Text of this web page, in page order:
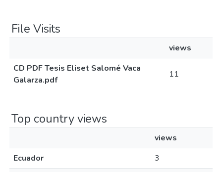
File Visits
views
CD PDF Tesis Eliset Salomé Vaca
Galarza.pdf
11
Top country views
views
Ecuador
3